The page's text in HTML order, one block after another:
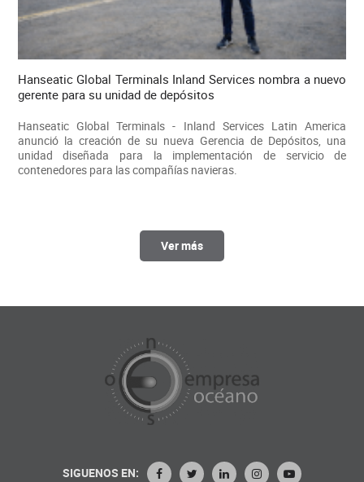
Hanseatic Global Terminals Inland Services nombra a nuevo
gerente para su unidad de depósitos
Hanseatic Global Terminals - Inland Services Latin America
anunció la creación de su nueva Gerencia de Depósitos, una
unidad diseñada para la implementación de servicio de
contenedores para las compañías navieras.
Ver más
SIGUENOS EN: